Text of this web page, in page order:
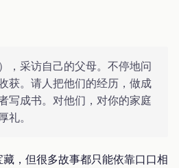
，采访自己的父母。不停地问
获。请人把他们的经历，做成
写成书。对他们，对你的家庭
。
，但很多故事都只能依靠口口相